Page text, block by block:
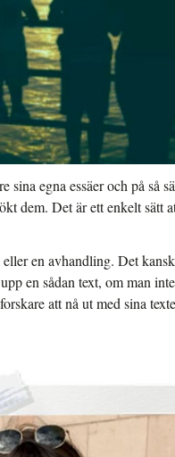
egna essäer och på så
dem. Det är ett enkelt sätt
en avhandling. Det
en sådan text, om man
att nå ut med sina